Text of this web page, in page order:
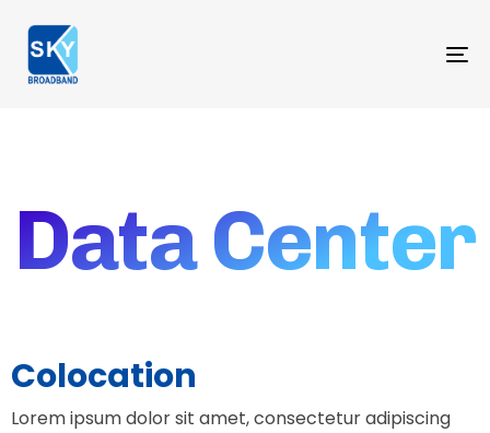
Data Center
Colocation
Lorem ipsum dolor sit amet, consectetur adipiscing